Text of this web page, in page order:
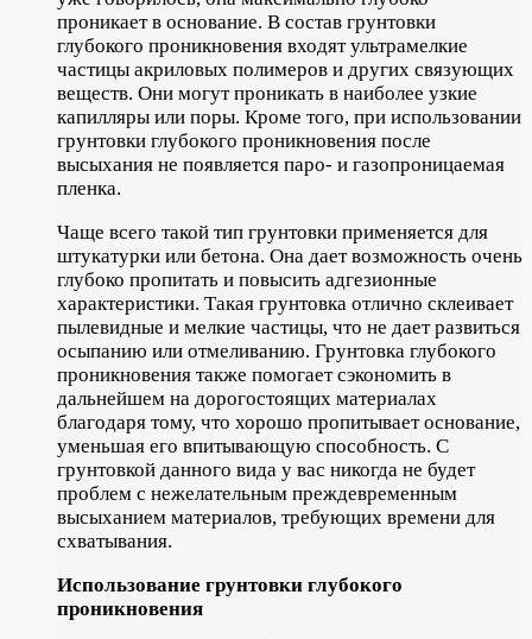
проникает в основание. В состав грунтовки
глубокого проникновения входят ультрамелкие
частицы акриловых полимеров и других связующих
веществ. Они могут проникать в наиболее узкие
капилляры или поры. Кроме того, при использовании
грунтовки глубокого проникновения после
высыхания не появляется паро- и газопроницаемая
пленка.
Чаще всего такой тип грунтовки применяется для
штукатурки или бетона. Она дает возможность очень
глубоко пропитать и повысить адгезионные
характеристики. Такая грунтовка отлично склеивает
пылевидные и мелкие частицы, что не дает развиться
осыпанию или отмеливанию. Грунтовка глубокого
проникновения также помогает сэкономить в
дальнейшем на дорогостоящих материалах
благодаря тому, что хорошо пропитывает основание,
уменьшая его впитывающую способность. С
грунтовкой данного вида у вас никогда не будет
проблем с нежелательным преждевременным
высыханием материалов, требующих времени для
схватывания.
Использование грунтовки глубокого
проникновения